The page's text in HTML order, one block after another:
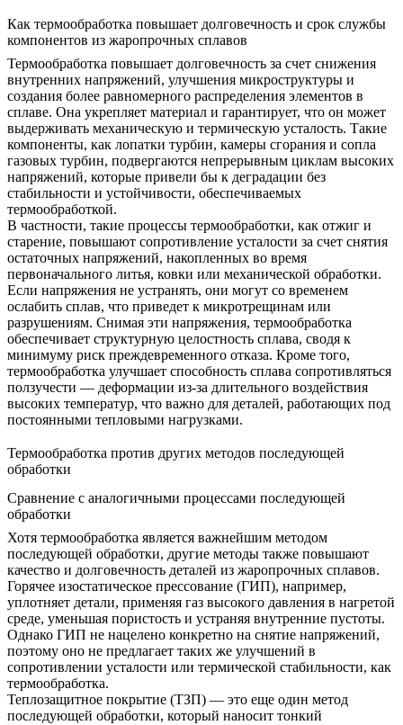
Как термообработка повышает долговечность и срок службы
компонентов из жаропрочных сплавов
Термообработка повышает долговечность за счет снижения
внутренних напряжений, улучшения микроструктуры и
создания более равномерного распределения элементов в
сплаве. Она укрепляет материал и гарантирует, что он может
выдерживать механическую и термическую усталость. Такие
компоненты, как лопатки турбин, камеры сгорания и сопла
газовых турбин, подвергаются непрерывным циклам высоких
напряжений, которые привели бы к деградации без
стабильности и устойчивости, обеспечиваемых
термообработкой.
В частности, такие процессы термообработки, как отжиг и
старение, повышают сопротивление усталости за счет снятия
остаточных напряжений, накопленных во время
первоначального литья, ковки или механической обработки.
Если напряжения не устранять, они могут со временем
ослабить сплав, что приведет к микротрещинам или
разрушениям. Снимая эти напряжения, термообработка
обеспечивает структурную целостность сплава, сводя к
минимуму риск преждевременного отказа. Кроме того,
термообработка улучшает способность сплава сопротивляться
ползучести — деформации из-за длительного воздействия
высоких температур, что важно для деталей, работающих под
постоянными тепловыми нагрузками.
Термообработка против других методов последующей
обработки
Сравнение с аналогичными процессами последующей
обработки
Хотя термообработка является важнейшим методом
последующей обработки, другие методы также повышают
качество и долговечность деталей из жаропрочных сплавов.
Горячее изостатическое прессование (ГИП), например,
уплотняет детали, применяя газ высокого давления в нагретой
среде, уменьшая пористость и устраняя внутренние пустоты.
Однако ГИП не нацелено конкретно на снятие напряжений,
поэтому оно не предлагает таких же улучшений в
сопротивлении усталости или термической стабильности, как
термообработка.
Теплозащитное покрытие (ТЗП) — это еще один метод
последующей обработки, который наносит тонкий